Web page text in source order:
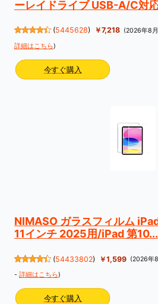
ーレイドライブ USB-A/C対
(5445628) ￥7,218 (2026年8
詳細はこちら)
今すぐ購入
NIMASO ガラスフィルム
11インチ 2025用/iPad 第10...
(54433802) ￥1,599 (2026年
- 詳細はこちら)
今すぐ購入